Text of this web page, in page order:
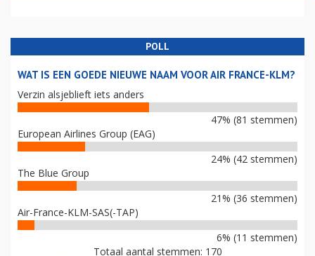
POLL
WAT IS EEN GOEDE NIEUWE NAAM VOOR AIR FRANCE-KLM?
Verzin alsjeblieft iets anders
47% (81 stemmen)
European Airlines Group (EAG)
24% (42 stemmen)
The Blue Group
21% (36 stemmen)
Air-France-KLM-SAS(-TAP)
6% (11 stemmen)
Totaal aantal stemmen: 170